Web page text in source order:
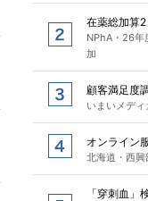
在薬総加算
NPhA・26年
加
顧客満足度
いまいメデ
オンライン
北海道・西興
「穿刺血」